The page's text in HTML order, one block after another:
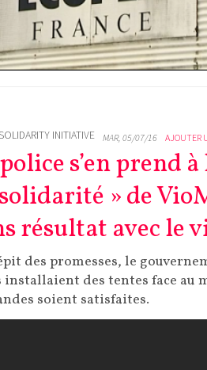
INITIATIVE MAR, 05/07/16 AJOUTER
s’en prend
» de
résultat avec
des promesses, le
installaient des tentes face
soient satisfaites.